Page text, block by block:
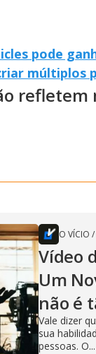
pode
múltiplos
O VÍCIO /
Vídeo
Um
não é
Vale dizer
sua
pessoas. O...